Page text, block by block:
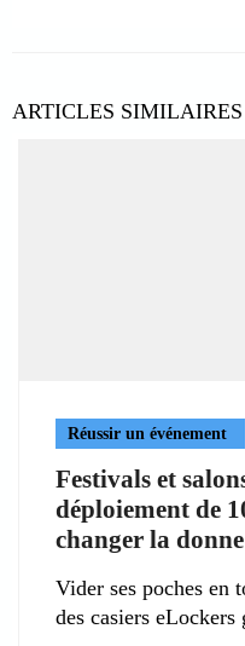
ARTICLES SIMILAIRES
Réussir un événement
Festivals et
déploiement de
changer la
Vider ses poches en
des casiers eLockers